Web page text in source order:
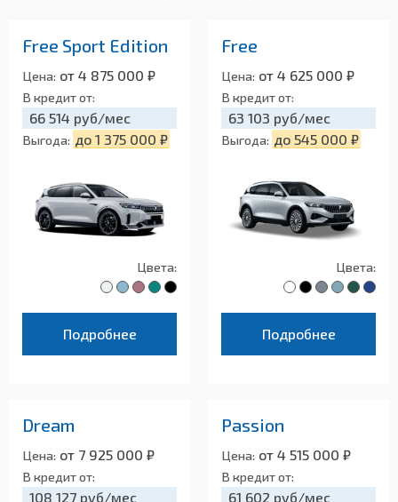
Free Sport Edition
Цена: от 4 875 000 ₽
В кредит от:
66 514 руб/мес
Выгода: до 1 375 000 ₽
Цвета:
Подробнее
Free
Цена: от 4 625 000 ₽
В кредит от:
63 103 руб/мес
Выгода: до 545 000 ₽
Цвета:
Подробнее
Dream
Цена: от 7 925 000 ₽
В кредит от:
108 127 руб/мес
Passion
Цена: от 4 515 000 ₽
В кредит от:
61 602 руб/мес